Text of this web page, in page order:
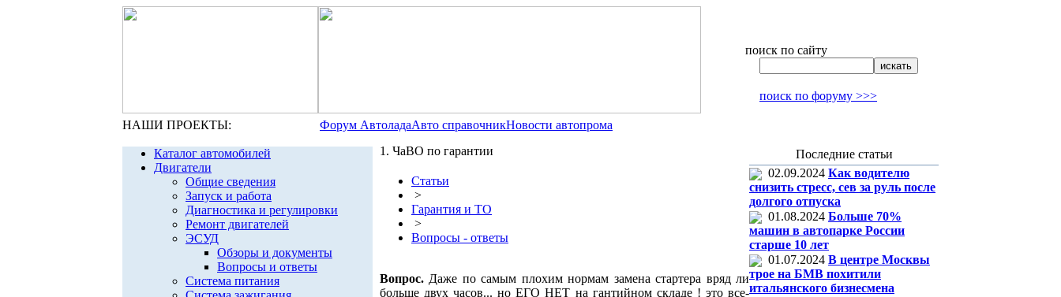
поиск по сайту
поиск по форуму >>>
НАШИ ПРОЕКТЫ: Форум АвтоладаАвто справочникНовости автопрома
Каталог автомобилей
Двигатели
Общие сведения
Запуск и работа
Диагностика и регулировки
Ремонт двигателей
ЭСУД
Обзоры и документы
Вопросы и ответы
Система питания
1. ЧаВО по гарантии
Статьи
>
Гарантия и ТО
>
Вопросы - ответы
Вопрос. Даже по самым плохим нормам замена стартера вряд ли
больше двух часов... но ЕГО НЕТ на гантийном складе ! это все-
Последние статьи
02.09.2024 Как водителю
снизить стресс, сев за руль после
долгого отпуска
01.08.2024 Больше 70%
машин в автопарке России
старше 10 лет
01.07.2024 В центре Москвы
трое на БМВ похитили
итальянского бизнесмена